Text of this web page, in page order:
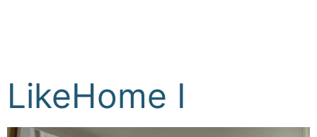
LikeHome I